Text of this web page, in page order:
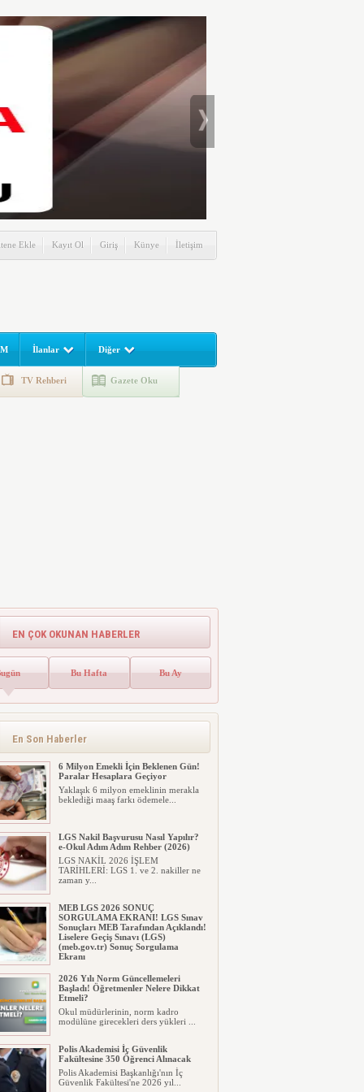
Ekle Kayıt Ol Giriş Künye İletişim
İlanlar Diğer
TV Rehberi Gazete Oku
EN ÇOK OKUNAN HABERLER
Bu Hafta Bu Ay
En Son Haberler
Sahipleri Dikkat
Emlak vergisinde gelecek yıl için esas
6 Milyon Emekli İçin Beklenen Gün!
Paralar Hesaplara Geçiyor
Yaklaşık 6 milyon emeklinin merakla
beklediği maaş farkı ödemele...
LGS Nakil Başvurusu Nasıl Yapılır?
e-Okul Adım Adım Rehber (2026)
LGS NAKİL 2026 İŞLEM
TARİHLERİ: LGS 1. ve 2. nakiller ne
zaman y...
MEB LGS 2026 SONUÇ
SORGULAMA EKRANI! LGS Sınav
Sonuçları MEB Tarafından Açıklandı!
Liselere Geçiş Sınavı (LGS)
(meb.gov.tr) Sonuç Sorgulama
Ekranı
Milyonlarca öğrenci için ...
2026 Yılı Norm Güncellemeleri
Başladı! Öğretmenler Nelere Dikkat
Etmeli?
Okul müdürlerinin, norm kadro
modülüne girecekleri ders yükleri ...
Polis Akademisi İç Güvenlik
Fakültesine 350 Öğrenci Alınacak
Polis Akademisi Başkanlığı'nın İç
Güvenlik Fakültesi'ne 2026 yıl...